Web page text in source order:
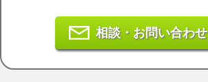
相談・お問い合わせ